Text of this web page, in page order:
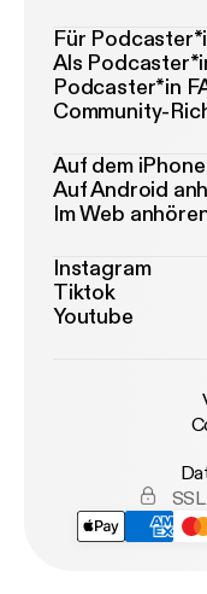
Für
Als
Podcaster*in
Community-
Auf dem
Auf Android
Im Web
Instagram
Tiktok
Youtube